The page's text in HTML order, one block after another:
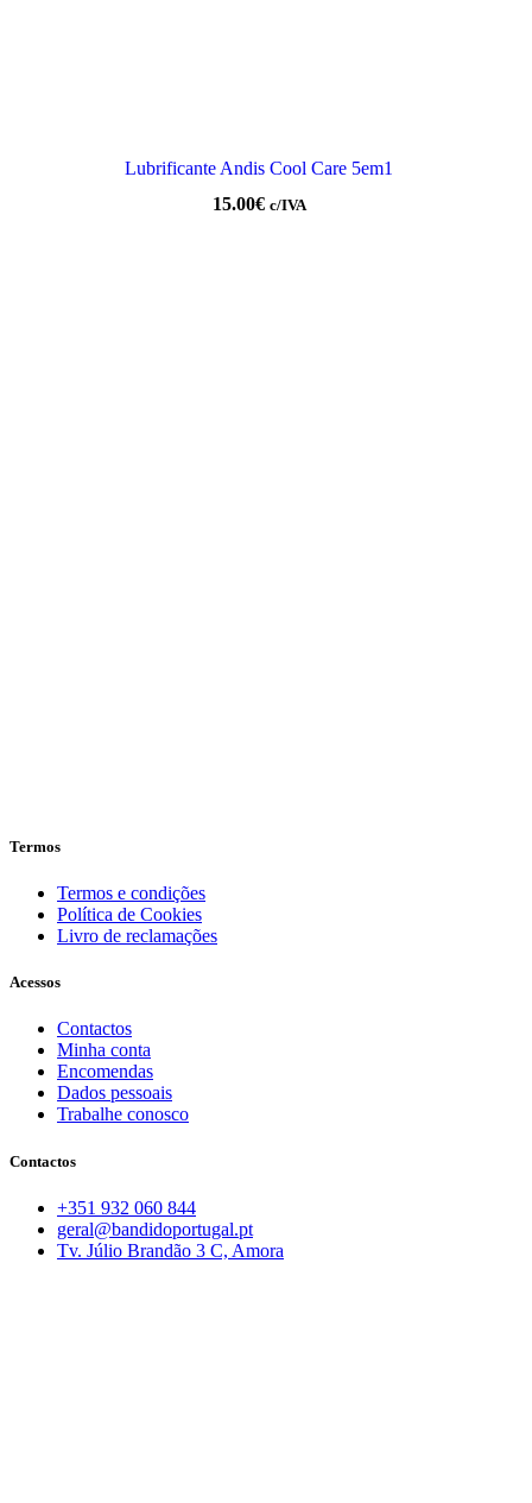
Lubrificante Andis Cool Care 5em1
15.00€ c/IVA
Termos
Termos e condições
Política de Cookies
Livro de reclamações
Acessos
Contactos
Minha conta
Encomendas
Dados pessoais
Trabalhe conosco
Contactos
+351 932 060 844
geral@bandidoportugal.pt
Tv. Júlio Brandão 3 C, Amora